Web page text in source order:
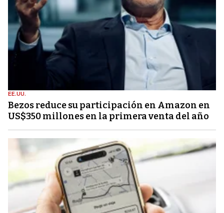
EE.UU.
Bezos reduce su participación en Amazon en
US$350 millones en la primera venta del año